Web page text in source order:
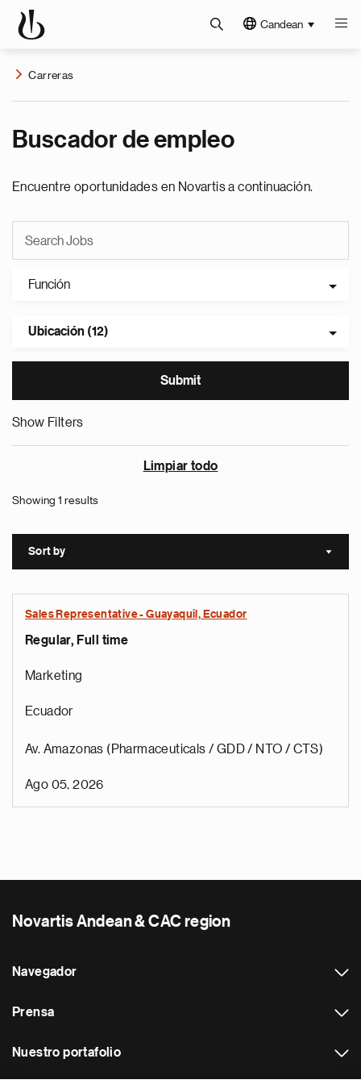
Candean
Carreras
Buscador de empleo
Encuentre oportunidades en Novartis a continuación.
Función
Ubicación (12)
Show Filters
Limpiar todo
Showing 1 results
Sort by Sort
Sales Representative - Guayaquil, Ecuador
Regular, Full time
Marketing
Ecuador
Av. Amazonas (Pharmaceuticals / GDD / NTO / CTS)
Ago 05, 2026
Novartis Andean & CAC region
Navegador
Prensa
Nuestro portafolio